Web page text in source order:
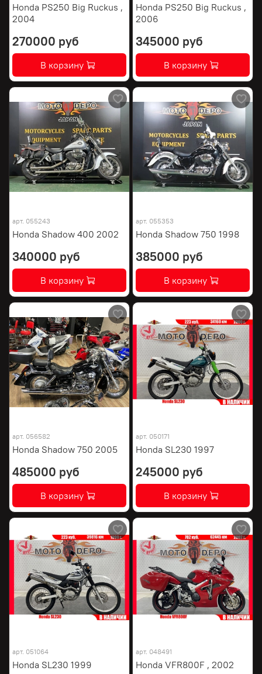
Honda PS250 Big Ruckus ,
2004
270000 руб
В корзину
Honda PS250 Big Ruckus ,
2006
345000 руб
В корзину
арт. 055243
Honda Shadow 400 2002
340000 руб
В корзину
арт. 055353
Honda Shadow 750 1998
385000 руб
В корзину
арт. 056582
Honda Shadow 750 2005
485000 руб
В корзину
арт. 050171
Honda SL230 1997
245000 руб
В корзину
арт. 051064
Honda SL230 1999
арт. 048491
Honda VFR800F , 2002